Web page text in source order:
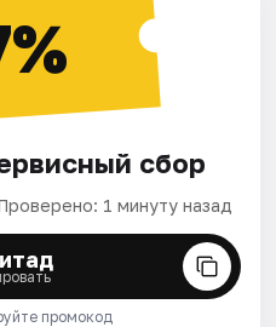
сбор
1 минуту назад
промокод